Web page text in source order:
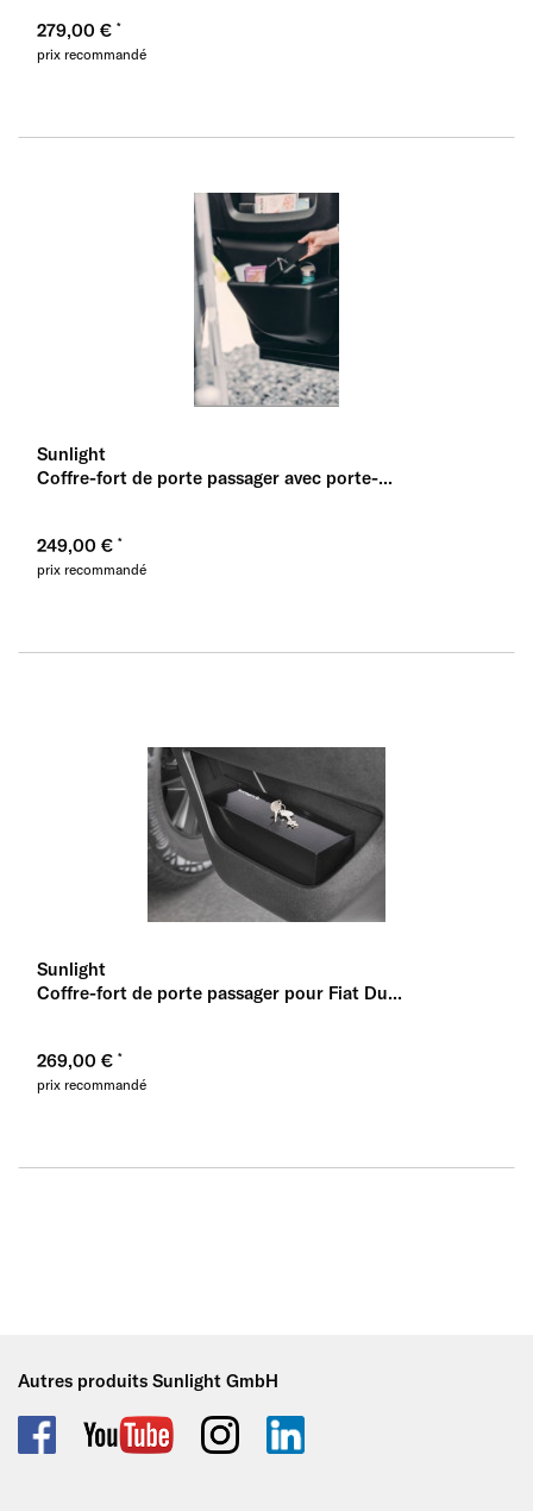
279,00 €
prix recommandé
Sunlight
Coffre-fort de porte passager avec porte-...
249,00 €
prix recommandé
Sunlight
Coffre-fort de porte passager pour Fiat Du...
269,00 €
prix recommandé
Autres produits Sunlight GmbH